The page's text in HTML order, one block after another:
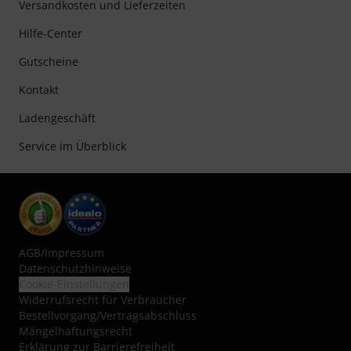
Versandkosten und Lieferzeiten
Hilfe-Center
Gutscheine
Kontakt
Ladengeschäft
Service im Überblick
AGB/Impressum
Datenschutzhinweise
Widerrufsrecht für Verbraucher
Bestellvorgang/Vertragsabschluss
Mängelhaftungsrecht
Erklärung zur Barrierefreiheit